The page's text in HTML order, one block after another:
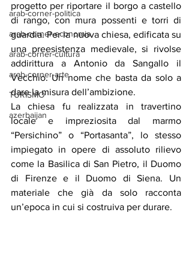
arab-corner-politica
arab-corner-economia
arab-corner-cultura
arab-corner-arte
TURISMO
azerbaijan
progetto per riportare il borgo a castello
di rango, con mura possenti e torri di
guardia. Per la nuova chiesa, edificata su
una preesistenza medievale, si rivolse
addirittura a Antonio da Sangallo il
Vecchio. Un nome che basta da solo a
dare la misura dell’ambizione.
La chiesa fu realizzata in travertino
locale e impreziosita dal marmo
“Persichino” o “Portasanta”, lo stesso
impiegato in opere di assoluto rilievo
come la Basilica di San Pietro, il Duomo
di Firenze e il Duomo di Siena. Un
materiale che già da solo racconta
un’epoca in cui si costruiva per durare.